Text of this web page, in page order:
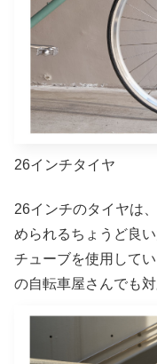
26インチタイヤ
26インチのタイヤは
められるちょうど良
チューブを使用して
の自転車屋さんでも対